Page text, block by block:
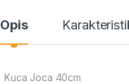
Opis
Kuca Joca 40cm